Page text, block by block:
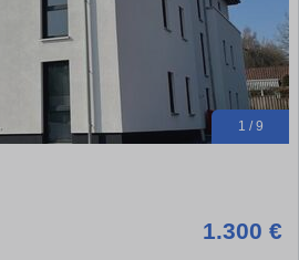
1 / 9
1.300 €